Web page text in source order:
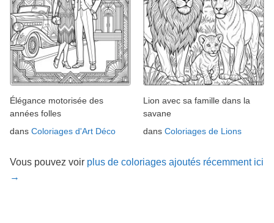
Élégance motorisée des
années folles
dans Coloriages d'Art Déco
Lion avec sa famille dans la
savane
dans Coloriages de Lions
Vous pouvez voir plus de coloriages ajoutés récemment ici
→